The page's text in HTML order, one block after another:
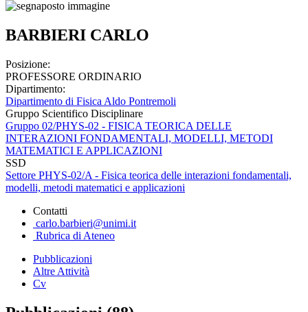
BARBIERI CARLO
Posizione:
PROFESSORE ORDINARIO
Dipartimento:
Dipartimento di Fisica Aldo Pontremoli
Gruppo Scientifico Disciplinare
Gruppo 02/PHYS-02 - FISICA TEORICA DELLE
INTERAZIONI FONDAMENTALI, MODELLI, METODI
MATEMATICI E APPLICAZIONI
SSD
Settore PHYS-02/A - Fisica teorica delle interazioni fondamentali,
modelli, metodi matematici e applicazioni
Contatti
carlo.barbieri@unimi.it
Rubrica di Ateneo
Pubblicazioni
Altre Attività
Cv